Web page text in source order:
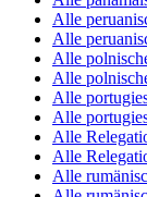
Alle
Alle
Alle
Alle
Alle
Alle
Alle
Alle
Alle